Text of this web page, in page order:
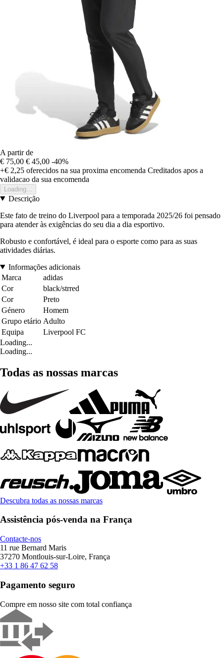
A partir de
€ 75,00 € 45,00 -40%
+€ 2,25 oferecidos na sua proxima encomenda Creditados apos a
validacao da sua encomenda
Loading...
Descrição
Este fato de treino do Liverpool para a temporada 2025/26 foi pensado
para atender às exigências do seu dia a dia esportivo.
Robusto e confortável, é ideal para o esporte como para as suas
atividades diárias.
Informações adicionais
Marca
adidas
Cor
black/strred
Cor
Preto
Género
Homem
Grupo etário Adulto
Equipa
Liverpool FC
Loading...
Loading...
Todas as nossas marcas
Descubra todas as nossas marcas
Assistência pós-venda na França
Contacte-nos
11 rue Bernard Maris
37270 Montlouis-sur-Loire, França
+33 1 86 47 62 58
Pagamento seguro
Compre em nosso site com total confiança